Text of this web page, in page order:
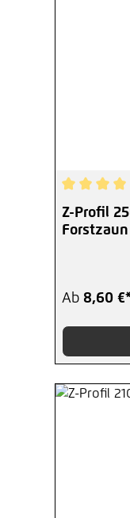
Z-Profil
Forstzaun
Ab 8,60